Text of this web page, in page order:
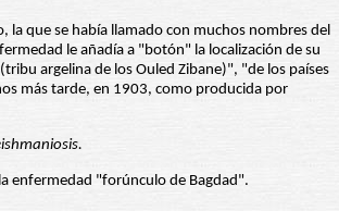
que se había llamado con muchos nombres del
le añadía a "botón" la localización de su
argelina de los Ouled Zibane)", "de los países
más tarde, en 1903, como producida por
enfermedad "forúnculo de Bagdad".